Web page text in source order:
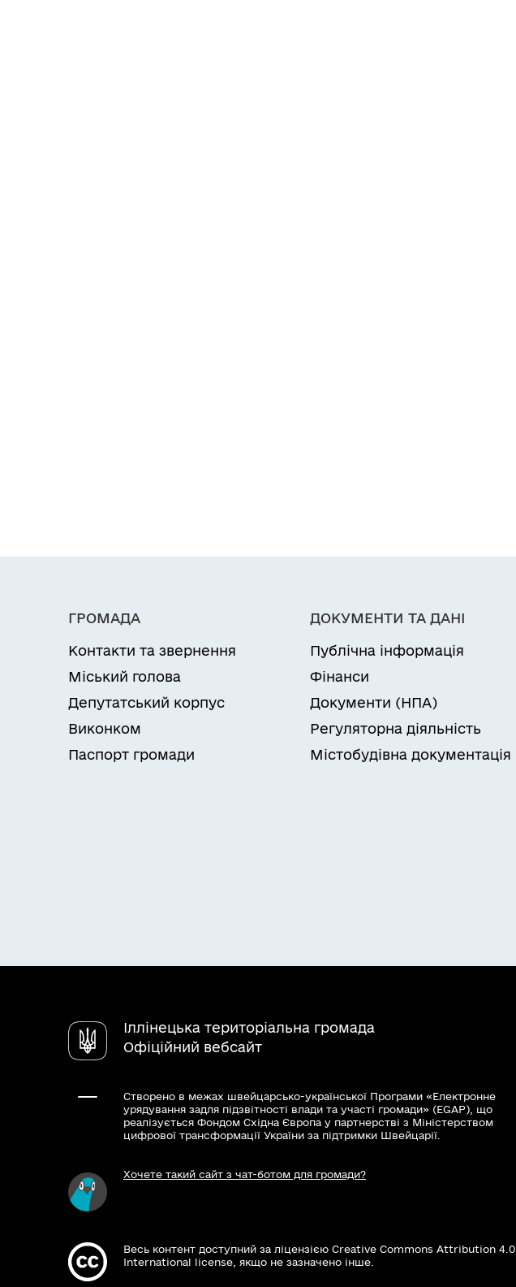
ГРОМАДА
Контакти та звернення
Міський голова
Депутатський корпус
Виконком
Паспорт громади
ДОКУМЕНТИ ТА ДАНІ
Публічна інформація
Фінанси
Документи (НПА)
Регуляторна діяльність
Містобудівна документація
Іллінецька територіальна громада
Офіційний вебсайт
Створено в межах швейцарсько-української Програми «Електронне
урядування задля підзвітності влади та участі громади» (EGAP), що
реалізується Фондом Східна Європа у партнерстві з Міністерством
цифрової трансформації України за підтримки Швейцарії.
Хочете такий сайт з чат-ботом для громади?
Весь контент доступний за ліцензією Creative Commons Attribution 4.0
International license, якщо не зазначено інше.